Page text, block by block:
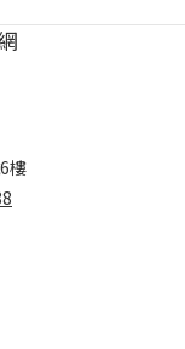
樓